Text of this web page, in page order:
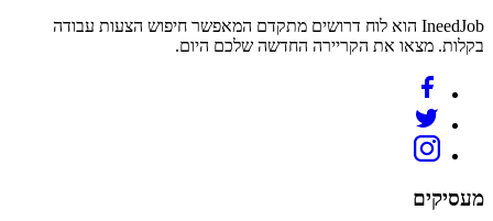
IneedJob הוא לוח דרושים מתקדם המאפשר חיפוש הצעות עבודה
בקלות. מצאו את הקריירה החדשה שלכם היום.
מעסיקים